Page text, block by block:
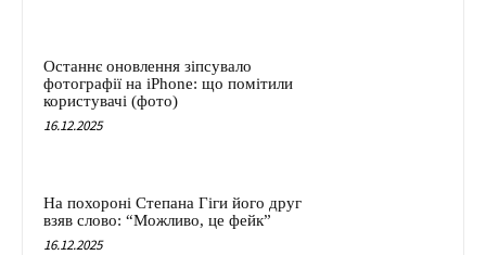
Останнє оновлення зіпсувало
фотографії на iPhone: що помітили
користувачі (фото)
16.12.2025
На похороні Степана Гіги його друг
взяв слово: “Можливо, це фейк”
16.12.2025